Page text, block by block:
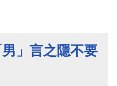
」言之隱不要